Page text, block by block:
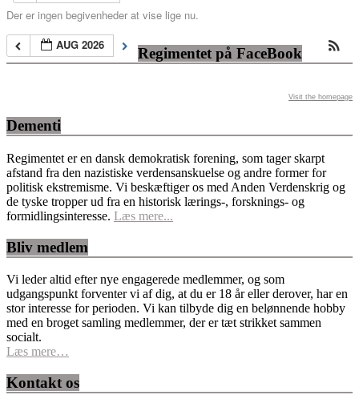
Der er ingen begivenheder at vise lige nu.
AUG 2026
Regimentet på FaceBook
Visit the homepage
Dementi
Regimentet er en dansk demokratisk forening, som tager skarpt
afstand fra den nazistiske verdensanskuelse og andre former for
politisk ekstremisme. Vi beskæftiger os med Anden Verdenskrig og
de tyske tropper ud fra en historisk lærings-, forsknings- og
formidlingsinteresse. Læs mere...
Bliv medlem
Vi leder altid efter nye engagerede medlemmer, og som
udgangspunkt forventer vi af dig, at du er 18 år eller derover, har en
stor interesse for perioden. Vi kan tilbyde dig en belønnende hobby
med en broget samling medlemmer, der er tæt strikket sammen
socialt.
Læs mere…
Kontakt os